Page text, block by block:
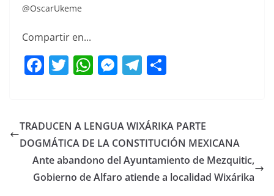
@OscarUkeme
Compartir en...
F
e
b
o
o
T
er
W
s
A
p
p
M
e
n
g
er
T
gr
a
m
p
ar
tir
TRADUCEN A LENGUA WIXÁRIKA PARTE
DOGMÁTICA DE LA CONSTITUCIÓN MEXICANA
Ante abandono del Ayuntamiento de Mezquitic,
Gobierno de Alfaro atiende a localidad Wixárika